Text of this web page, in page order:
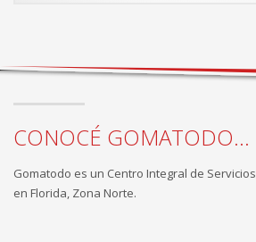
CONOCÉ GOMATODO...
Gomatodo es un Centro Integral de
en Florida, Zona Norte.